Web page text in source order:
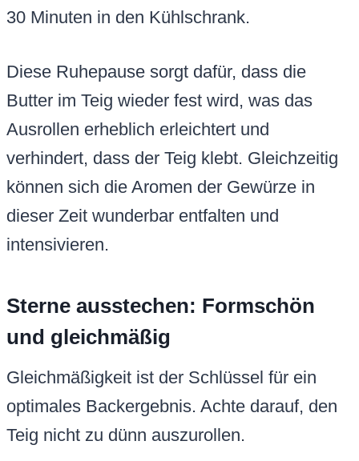
30 Minuten in den Kühlschrank.
Diese Ruhepause sorgt dafür, dass die
Butter im Teig wieder fest wird, was das
Ausrollen erheblich erleichtert und
verhindert, dass der Teig klebt. Gleichzeitig
können sich die Aromen der Gewürze in
dieser Zeit wunderbar entfalten und
intensivieren.
Sterne ausstechen: Formschön
und gleichmäßig
Gleichmäßigkeit ist der Schlüssel für ein
optimales Backergebnis. Achte darauf, den
Teig nicht zu dünn auszurollen.